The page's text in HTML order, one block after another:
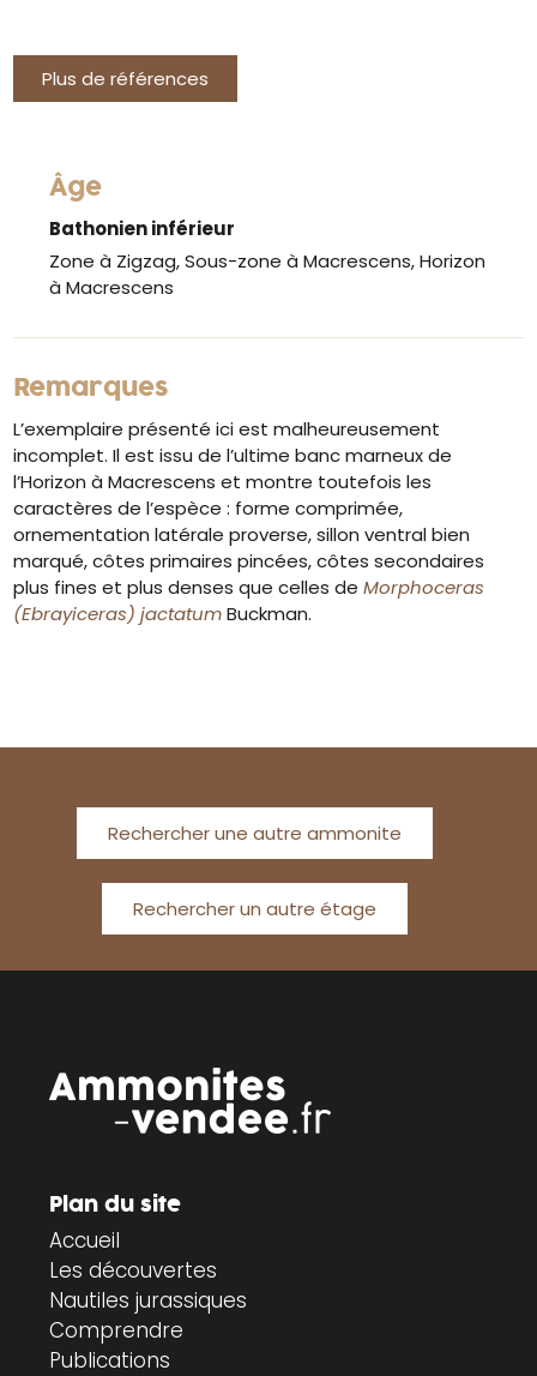
Plus de références
Âge
Bathonien inférieur
Zone à Zigzag, Sous-zone à Macrescens, Horizon
à Macrescens
Remarques
L’exemplaire présenté ici est malheureusement
incomplet. Il est issu de l’ultime banc marneux de
l’Horizon à Macrescens et montre toutefois les
caractères de l’espèce : forme comprimée,
ornementation latérale proverse, sillon ventral bien
marqué, côtes primaires pincées, côtes secondaires
plus fines et plus denses que celles deMorphoceras
(Ebrayiceras) jactatumBuckman.
Rechercher une autre ammonite
Rechercher un autre étage
Plan du site
Accueil
Les découvertes
Nautiles jurassiques
Comprendre
Publications